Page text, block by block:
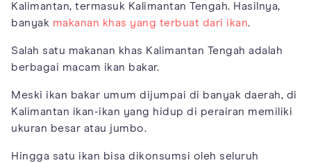
Kalimantan, termasuk Kalimantan Tengah. Hasilnya,
banyak makanan khas yang terbuat dari ikan.
Salah satu makanan khas Kalimantan Tengah adalah
berbagai macam ikan bakar.
Meski ikan bakar umum dijumpai di banyak daerah, di
Kalimantan ikan-ikan yang hidup di perairan memiliki
ukuran besar atau jumbo.
Hingga satu ikan bisa dikonsumsi oleh seluruh